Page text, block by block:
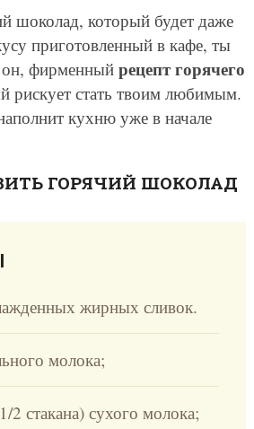
шоколад, который будет даже
приготовленный в кафе, ты
фирменный рецепт горячего
рискует стать твоим любимым.
кухню уже в начале
ГОРЯЧИЙ ШОКОЛАД
жирных сливок.
молока;
2 стакана) сухого молока;